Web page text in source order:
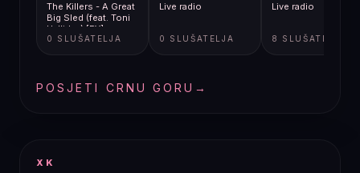
The Killers - A Great
Big Sled (feat. Toni
Halliday) [FY]
0 SLUŠATELJA
Live radio
0 SLUŠATELJA
Live radio
8 SLUŠATELJA
POSJETI CRNU GORU →
XK